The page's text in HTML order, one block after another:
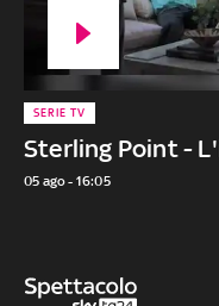
Sterling Point -
SERIE TV
05 ago - 16:05